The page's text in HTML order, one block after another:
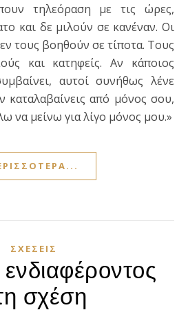
τηλεόραση με τις ώρες,
και δε μιλούν σε κανέναν. Οι
τους βοηθούν σε τίποτα. Τους
και κατηφείς. Αν κάποιος
αυτοί συνήθως λένε
καταλαβαίνεις από μόνος σου,
να μείνω για λίγο μόνος μου.»
ΣΧΈΣΕΙΣ
σχέση